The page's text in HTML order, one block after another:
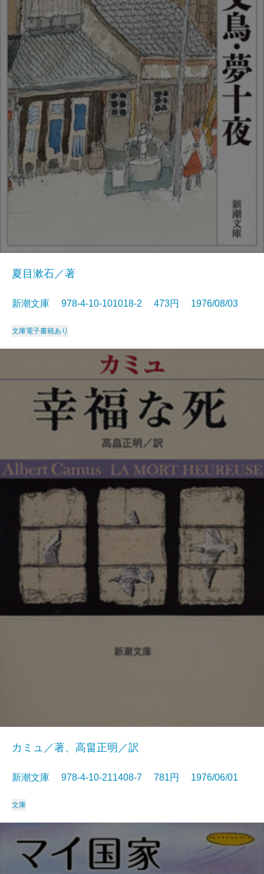
夏目漱石／著
新潮文庫 978-4-10-101018-2 473円 1976/08/03
文庫電子書籍あり
カミュ／著、高畠正明／訳
新潮文庫 978-4-10-211408-7 781円 1976/06/01
文庫